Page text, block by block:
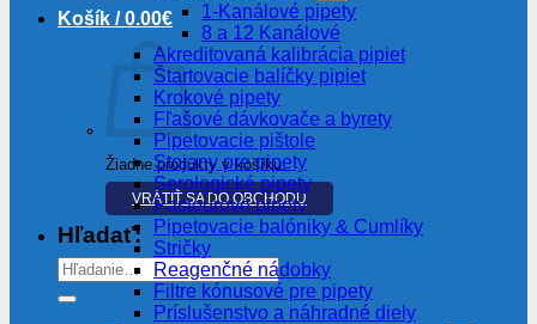
Košík /0.00€
Žiadne produkty v košíku.
VRÁTIŤ SA DO OBCHODU
Hľadať:
1-Kanálové pipety
8 a 12 Kanálové
Akreditovaná kalibrácia pipiet
Štartovacie balíčky pipiet
Krokové pipety
Fľašové dávkovače a byrety
Pipetovacie pištole
Stojany pre pipety
Serologické pipety
Pasteurové pipety
Pipetovacie balóniky & Cumlíky
Stričky
Reagenčné nádobky
Filtre kónusové pre pipety
Príslušenstvo a náhradné diely